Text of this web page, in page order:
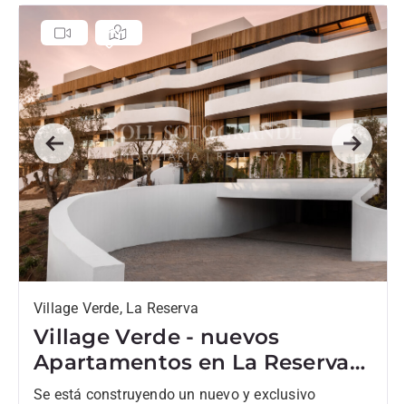
Previous Next
Village Verde, La Reserva
Village Verde - nuevos
Apartamentos en La Reserva
en fase 2
Se está construyendo un nuevo y exclusivo